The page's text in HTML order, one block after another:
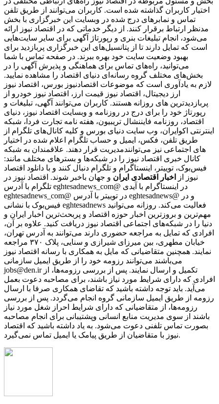
اختیار کاربران گذاشته شده است. کاربران می‌توانند از طریق تلفن
تماس و نمابرهای درج شده در وبسایت این خبرگزاری با بخش
مدنظر ارتباط برقرار کنند. از دیگر خدماتی که در اقتصاد نیوز ارائه
می‌شود، انجام تبلیغات بنری و رپورتاژ آگهی برای سایر سایت‌هایی
است که تمایل دارند تا از پتانسیل‌های این خبرگزاری پربازدید برای
بهبود وضعیت سایت خود بهره ببرند. در صفحه تماس با شما
می‌توانید، راه‌های تماس برای هماهنگی و پذیرش آگهی را در
بخش‌های مختلف گروه رسانه‌ای دنیای اقتصاد را مشاهده نمایید.
لازم به یادآوری است که موضوعات اقتصادنیوز بورس، اقتصاد نیوز
ارز دیجیتال، اقتصاد نیوز قیمت ارز، اقتصاد نیوز خودرو از
پربازدیدترین های روزانه هستند. کاربران می‌توانند آگهی، تبلیغات و
رپورتاژ خود را برای درج در روزنامه و وبسایت اقتصاد نیوز، دنیای
اقتصاد، روزنامه فایننشال تریبیون، هفته نامه تجارت فردا، شبکه
اینترنتی اکوایران، وب سایت دنیای بورس و کلیه کانال‌های تلگرام از
طریق تلفن، فکس، ایمیل و حساب تلگرام اعلام شده در اختیار
مدیریت قرار دهند. علاقمندان به شبکه‎‌های اجتماعی نیز می‌توانند
کانال خبری اقتصاد نیوز را در شبکه‌ها و بسترهای مختلف مانند:
فیس‌بوک، توییتر، اینستاگرام و تلگرام دنبال کنند و با دانلود اقتصاد
نیوز از
اخبار اقتصادی ایران و جهان باخبر شوند. اقتصاد نیوز در
تلگرام با آدرس eghtesadnews_com@ در اینستاگرام با آیدی
eghtesadnews_com@ در توییتر با آدرس eghtesadnews@ و در
فیس‌بوک با نشانی eghtesadnews فعالیت می‌کند. روزانه می‌توانید
مهم‌ترین و بروزترین اخبار حوزه اقتصاد و پربحث‌ترین اخبار ایران و
دنیا را در شبکه‌های اجتماعی اقتصاد نیوز دریافت کنید. علاوه بر آن،
افرادی که تمایل به مراجعه حضوری دارند می‌توانند به آدرس تهران،
خیابان مطهری، بین میرزای شیرازی و سنایی، پلاک ۳۷۰ مراجعه
نمایند. همچنین متقاضیانی که مایل به همکاری با رسانه‌ اقتصاد نیوز
می‌باشند می‌توانند رزومه خود را از طریق ایمیل سازمانی
jobs@den.ir تکمیل و ارسال نمایند. پس از بررسی رزومه‌ها، از
افرادی که دارای شرایط مورد نیاز باشند، برای مصاحبه دعوت بعمل
می‌آید. باید توجه داشته باشید که تقاضای همکاری صرفا با ارسال
رزومه از طریق ایمیل سازمانی گروه انجام می‌گردد. پس از بررسی
رزومه‌ها، از متقاضیانی که دارای شرایط احراز شغل مورد نیاز
باشند از سوی مدیریت منابع انسانی وپشتیبانی برای انجام مصاحبه
بصورت تماس تلفنی دعوت می‌شود. به یاد داشته باشید که اقتصاد
نیوز با متقاضیان از طریق پیامک یا ایمیل تماس نمی‌گیرد.